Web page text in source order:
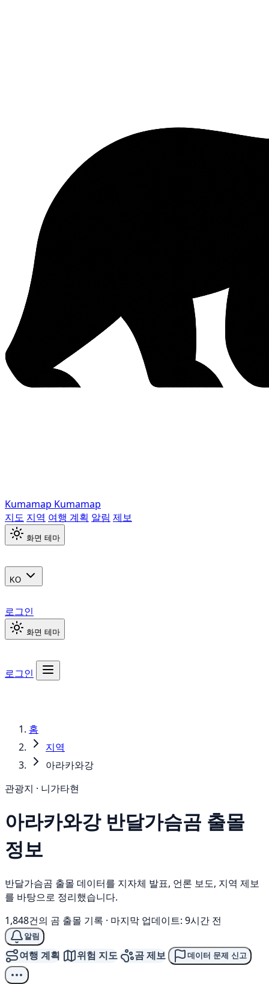
Kumamap Kumamap
지도 지역 여행 계획 알림 제보
화면 테마
KO
로그인
화면 테마
로그인
홈
지역
아라카와강
관광지 · 니가타현
아라카와강 반달가슴곰 출몰
정보
반달가슴곰 출몰 데이터를 지자체 발표, 언론 보도, 지역 제보
를 바탕으로 정리했습니다.
1,848건의 곰 출몰 기록 · 마지막 업데이트: 9시간 전
알림
여행 계획 위험 지도 곰 제보 데이터 문제 신고